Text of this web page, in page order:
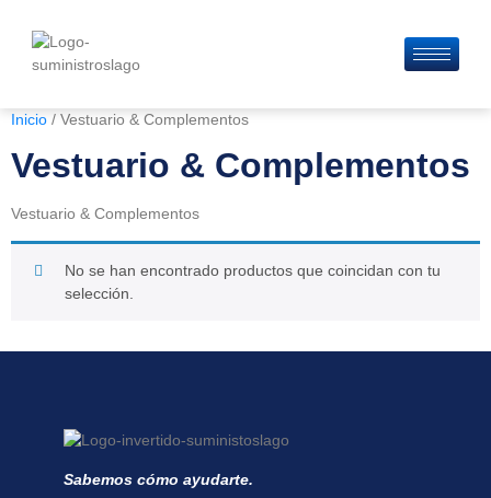
Inicio / Vestuario & Complementos
Vestuario & Complementos
Vestuario & Complementos
No se han encontrado productos que coincidan con tu
selección.
Sabemos cómo ayudarte.